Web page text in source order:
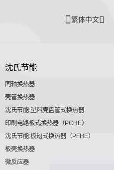
繁体中文
沈氏节能
同轴换热器
壳管换热器
沈氏节能:塑料壳盘管式换热器
印刷电路板式换热器（PCHE）
沈氏节能:板翅式换热器（PFHE）
板壳换热器
微反应器